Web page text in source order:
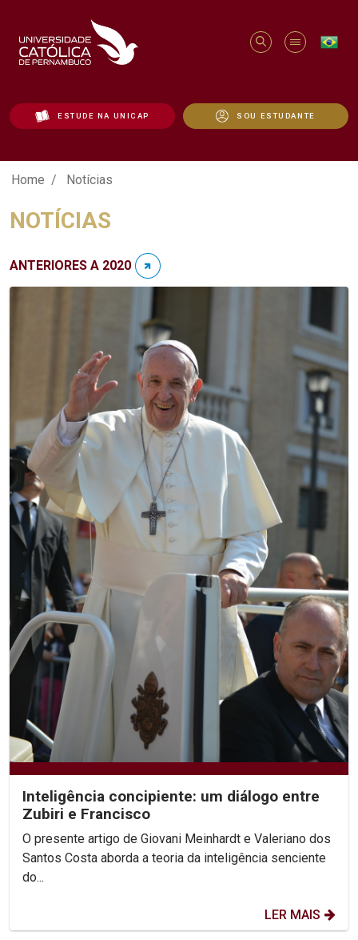
ESTUDE NA UNICAP SOU ESTUDANTE
Notícias - Unicap
Home Notícias
NOTÍCIAS
ANTERIORES A 2020
Inteligência concipiente: um diálogo entre
Zubiri e Francisco
O presente artigo de Giovani Meinhardt e Valeriano dos
Santos Costa aborda a teoria da inteligência senciente
do...
LER MAIS